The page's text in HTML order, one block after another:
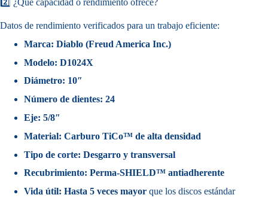
2️⃣ ¿Qué capacidad o rendimiento ofrece?
Datos de rendimiento verificados para un trabajo eficiente:
Marca: Diablo (Freud America Inc.)
Modelo: D1024X
Diámetro: 10″
Número de dientes: 24
Eje: 5/8″
Material: Carburo TiCo™ de alta densidad
Tipo de corte: Desgarro y transversal
Recubrimiento: Perma-SHIELD™ antiadherente
Vida útil: Hasta 5 veces mayor que los discos estándar